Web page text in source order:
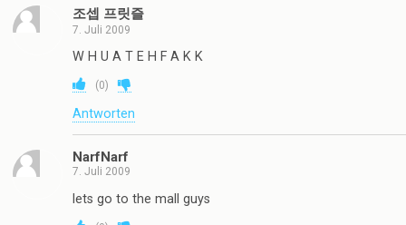
조셉 프릿즐
7. Juli 2009
W H U A T E H F A K K
(0)
Antworten
NarfNarf
7. Juli 2009
lets go to the mall guys